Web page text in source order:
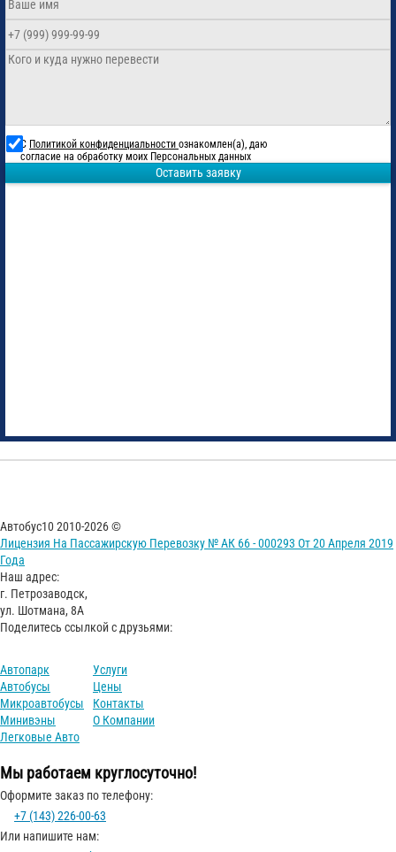
С Политикой конфиденциальности ознакомлен(а), даю
согласие на обработку моих Персональных данных
Оставить заявку
Автобус10 2010-2026 ©
Лицензия На Пассажирскую Перевозку № АК 66 - 000293 От 20 Апреля 2019
Года
Наш адрес:
г. Петрозаводск,
ул. Шотмана, 8А
Поделитесь ссылкой с друзьями:
Автопарк
Автобусы
Микроавтобусы
Минивэны
Легковые Авто
Услуги
Цены
Контакты
О Компании
Мы работаем круглосуточно!
Оформите заказ по телефону:
+7 (143) 226-00-63
Или напишите нам: